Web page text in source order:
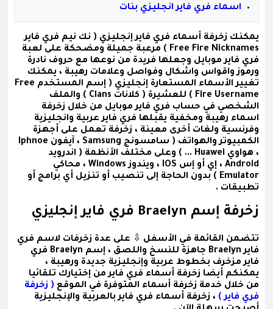
اسماء فري فاير انجليزي بنات
يمكنك زخرفة أسماء فري فاير إنجليزي ( نك نيم فري فاير
Free Fire Nicknames ) مرعبة جميلة ومضحكة على لعبة
فري فاير موبايل وجعلها فريدة من نوعها مع حروف نادرة
ورموز واقواس واشكال وفواصل وعلامات رهيبة ، يمكنك
تغيير الأسماء المستعارة إنجليزي
( إسم المستخدم Free
Fire Username )
للعشيرة ( كلانات Clans )
والملف
الشخصي في حساب فري فاير موبايل من خلال زخرفة
اسماء رهيبة ومخفية يقبلها فري فاير عربية وانجليزية
وفرنسية ولغات أخرى معينة ، زخرفة تعمل على أجهزة
الكمبيوتر والهواتف ( سامسونج Samsung ، آيفون Iphnoe
، هواوي Huawei ... ) وعلى مختلف الأنظمة ( اندرويد
Android ، إي أو إس IOS ، ويندوز Windows ، محاكي
Emulator ) بدون الحاجة إلى تنصيب أو تنزيل أي برامج أو
تطبيقات .
زخرفة إسم Braelyn فري فاير إنجليزي
تتضمن القائمة في الأسفل ⇩ على عدة زخرفات لاسم فري
فاير Braelyn
جاهزة للنسخ واللصق ،
إسم Braelyn فري
فاير مزخرف بخطوط عربية وإنجليزية جديدة ورهيبة ،
يمكنكم أيضا زخرفة أسماء فري فاير من إختيارك تلقائيا
من خلال خدمة زخرفة أسماء المتوفرة في الموقع ( زخرفة
فري فاير ) ، زخرفة أسماء فري فاير بالعربية والإنجليزية